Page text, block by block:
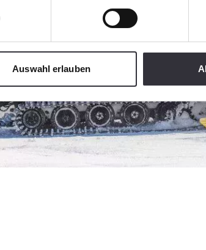
Auswahl erlauben